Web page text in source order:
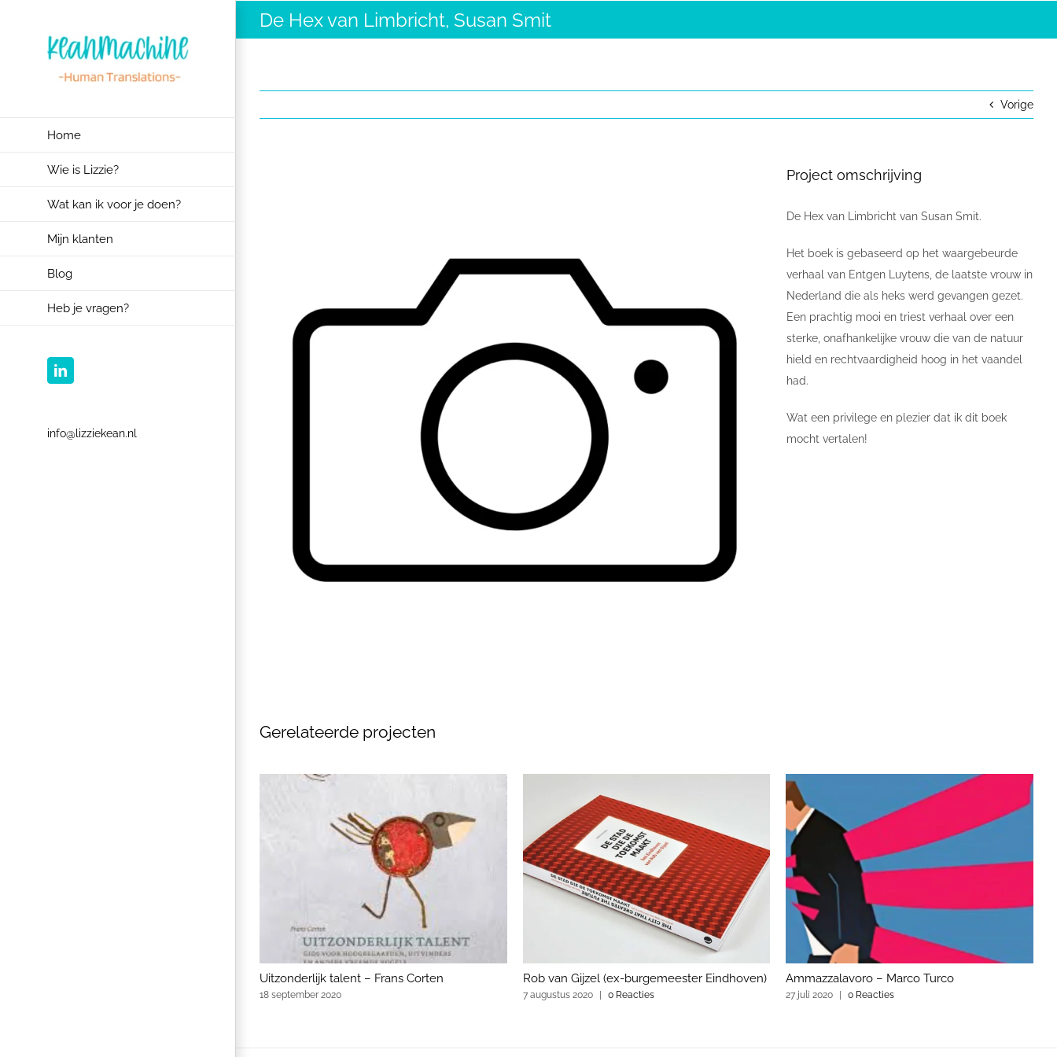
Home
Wie is Lizzie?
Wat kan ik voor je doen?
Mijn klanten
Blog
Heb je vragen?
LinkedIn
info@lizziekean.nl
De Hex van Limbricht, Susan Smit
Vorige
Project omschrijving
De Hex van Limbricht van Susan Smit.
Het boek is gebaseerd op het waargebeurde
verhaal van Entgen Luytens, de laatste vrouw in
Nederland die als heks werd gevangen gezet.
Een prachtig mooi en triest verhaal over een
sterke, onafhankelijke vrouw die van de natuur
hield en rechtvaardigheid hoog in het vaandel
had.
Wat een privilege en plezier dat ik dit boek
mocht vertalen!
Gerelateerde projecten
Uitzonderlijk talent – Frans Corten
18 september 2020
Rob van Gijzel (ex-burgemeester Eindhoven)
7 augustus 2020 0 Reacties
Ammazzalavoro – Marco Turco
27 juli 2020 0 Reacties